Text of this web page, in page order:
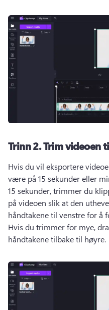
Trinn 2.Trim videoen
Hvis du vil eksportere
være på 15 sekunder eller
15 sekunder, trimmer du
på videoen slik at den
Hvis du trimmer for mye,
håndtakene tilbake til høyre.